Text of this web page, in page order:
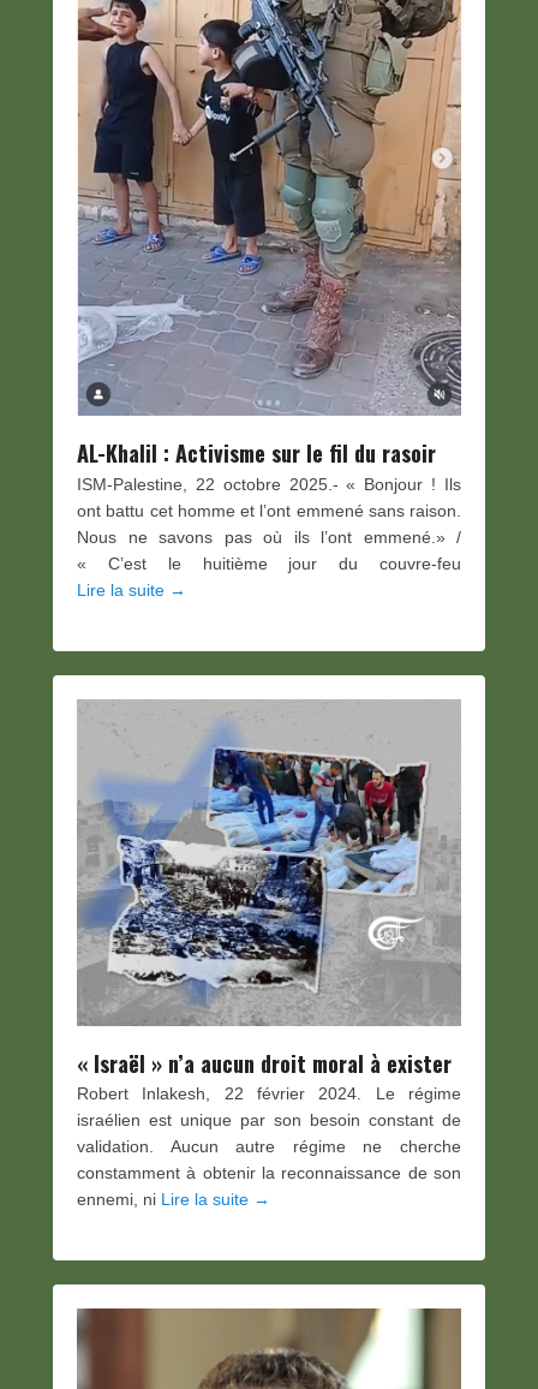
AL-Khalil : Activisme sur le fil du rasoir
ISM-Palestine, 22 octobre 2025.- « Bonjour ! Ils
ont battu cet homme et l’ont emmené sans raison.
Nous ne savons pas où ils l’ont emmené.» /
« C’est le huitième jour du couvre-feu
Lire la suite →
« Israël » n’a aucun droit moral à exister
Robert Inlakesh, 22 février 2024. Le régime
israélien est unique par son besoin constant de
validation. Aucun autre régime ne cherche
constamment à obtenir la reconnaissance de son
ennemi, ni Lire la suite →